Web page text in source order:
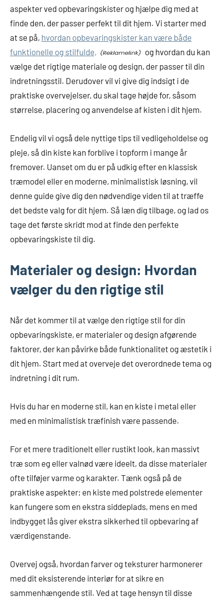
aspekter ved opbevaringskister og hjælpe dig med at
finde den, der passer perfekt til dit hjem. Vi starter med
at se på, hvordan opbevaringskister kan være både
funktionelle og stilfulde,
og hvordan du kan
vælge det rigtige materiale og design, der passer til din
indretningsstil. Derudover vil vi give dig indsigt i de
praktiske overvejelser, du skal tage højde for, såsom
størrelse, placering og anvendelse af kisten i dit hjem.
Endelig vil vi også dele nyttige tips til vedligeholdelse og
pleje, så din kiste kan forblive i topform i mange år
fremover. Uanset om du er på udkig efter en klassisk
træmodel eller en moderne, minimalistisk løsning, vil
denne guide give dig den nødvendige viden til at træffe
det bedste valg for dit hjem. Så læn dig tilbage, og lad os
tage det første skridt mod at finde den perfekte
opbevaringskiste til dig.
Materialer og design: Hvordan
vælger du den rigtige stil
Når det kommer til at vælge den rigtige stil for din
opbevaringskiste, er materialer og design afgørende
faktorer, der kan påvirke både funktionalitet og æstetik i
dit hjem. Start med at overveje det overordnede tema og
indretning i dit rum.
Hvis du har en moderne stil, kan en kiste i metal eller
med en minimalistisk træfinish være passende.
For et mere traditionelt eller rustikt look, kan massivt
træ som eg eller valnød være ideelt, da disse materialer
ofte tilføjer varme og karakter. Tænk også på de
praktiske aspekter; en kiste med polstrede elementer
kan fungere som en ekstra siddeplads, mens en med
indbygget lås giver ekstra sikkerhed til opbevaring af
værdigenstande.
Overvej også, hvordan farver og teksturer harmonerer
med dit eksisterende interiør for at sikre en
sammenhængende stil. Ved at tage hensyn til disse